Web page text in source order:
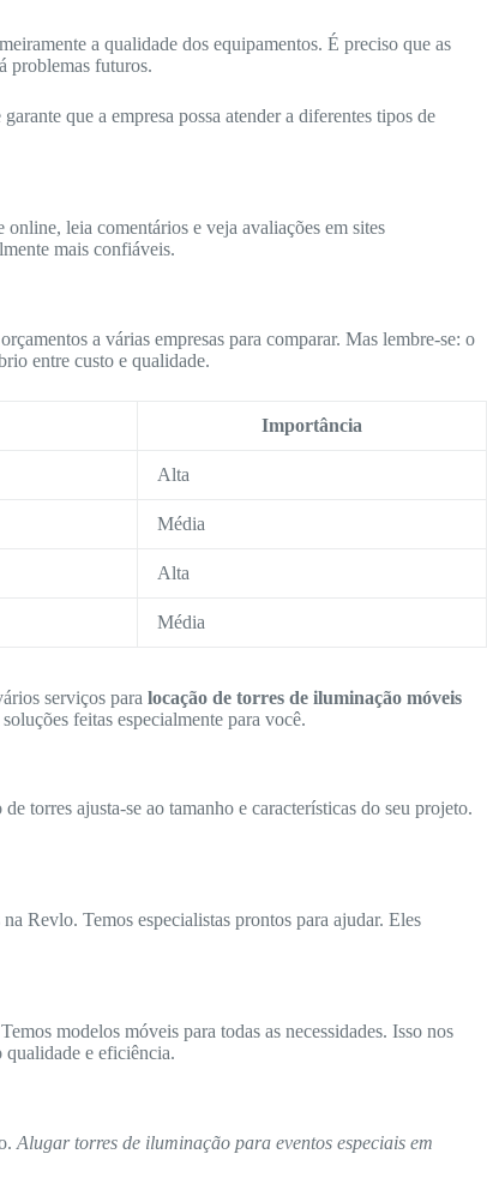
a qualidade dos equipamentos. É preciso que as
problemas futuros.
que a empresa possa atender a diferentes tipos de
online, leia comentários e veja avaliações em sites
mais confiáveis.
a várias empresas para comparar. Mas lembre-se: o
entre custo e qualidade.
Importância
Alta
Média
Alta
Média
serviços para locação de torres de iluminação móveis
feitas especialmente para você.
torres ajusta-se ao tamanho e características do seu projeto.
na Revlo. Temos especialistas prontos para ajudar. Eles
modelos móveis para todas as necessidades. Isso nos
qualidade e eficiência.
Alugar torres de iluminação para eventos especiais em